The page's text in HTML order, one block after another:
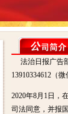
法治日报广告
13910334612（微
2020年8月1日，
司法同意，并报